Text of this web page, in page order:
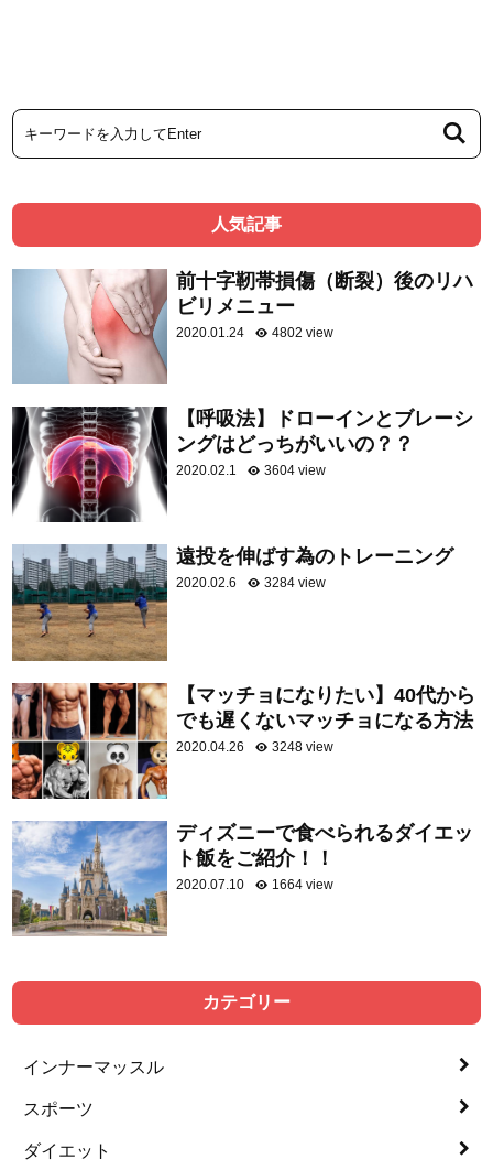
人気記事
前十字靭帯損傷（断裂）後のリハ
ビリメニュー
2020.01.24 4802 view
【呼吸法】ドローインとブレーシ
ングはどっちがいいの？？
2020.02.1 3604 view
遠投を伸ばす為のトレーニング
2020.02.6 3284 view
【マッチョになりたい】40代から
でも遅くないマッチョになる方法
2020.04.26 3248 view
ディズニーで食べられるダイエッ
ト飯をご紹介！！
2020.07.10 1664 view
カテゴリー
インナーマッスル
スポーツ
ダイエット